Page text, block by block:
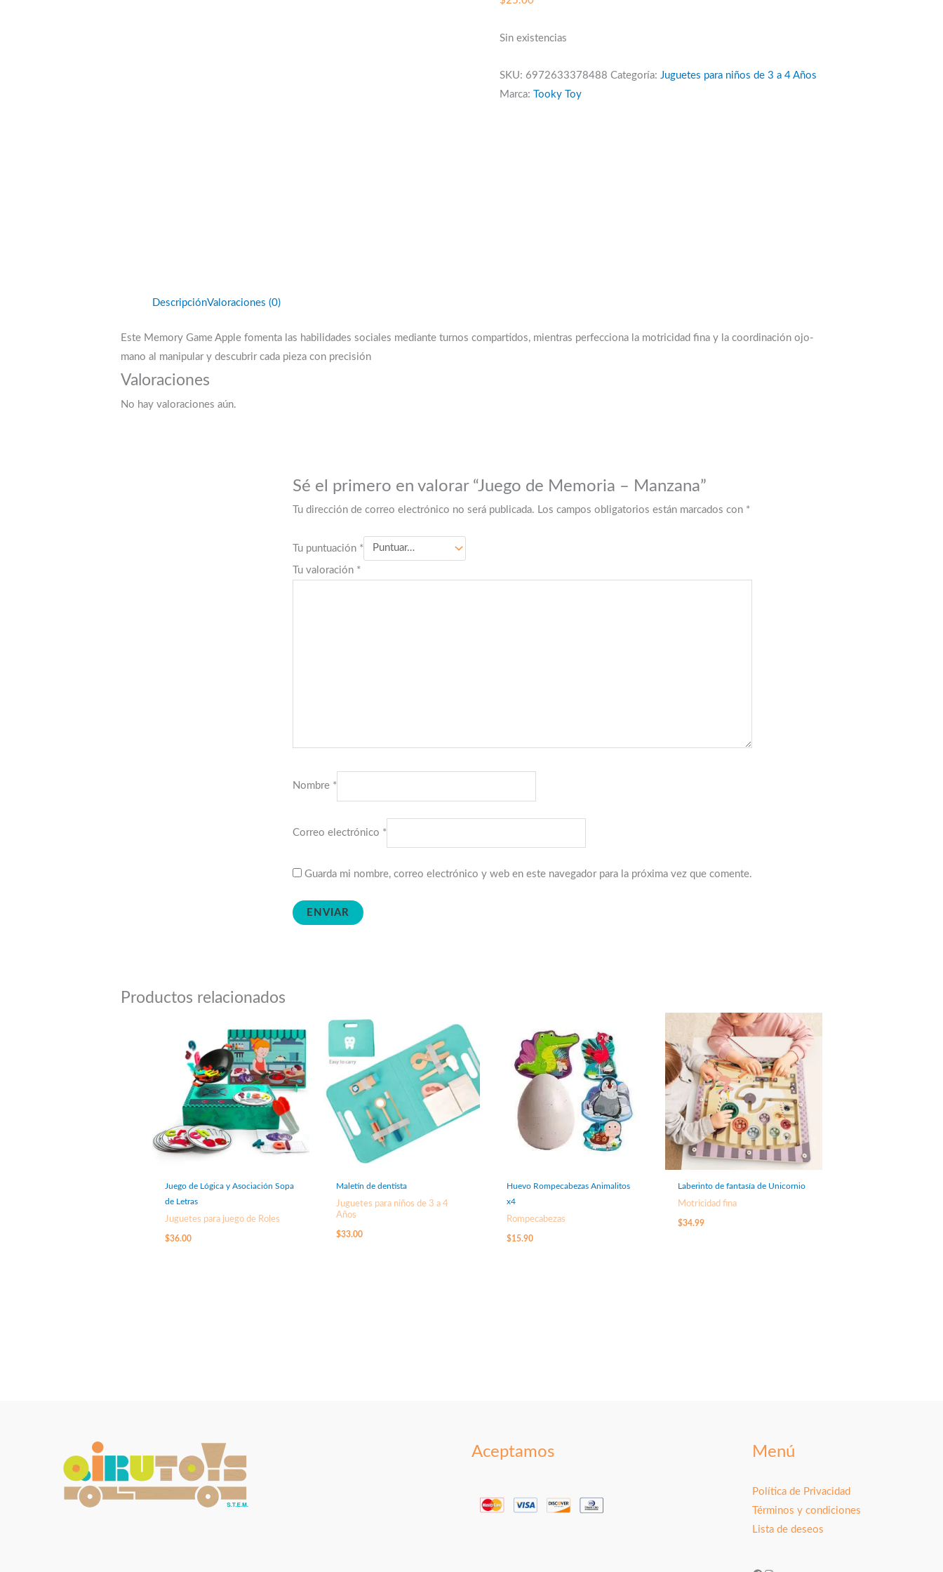
Sin existencias
SKU: 6972633378488 Categoría: Juguetes para niños de 3 a 4 Años
Marca:
Tooky Toy
DescripciónValoraciones (0)
Este Memory Game Apple fomenta las habilidades sociales mediante turnos compartidos, mientras perfecciona la motricidad fina y la coordinación ojo-
mano al manipular y descubrir cada pieza con precisión
Valoraciones
No hay valoraciones aún.
Sé el primero en valorar “Juego de Memoria – Manzana”
Tu dirección de correo electrónico no será publicada. Los campos obligatorios están marcados con *
Tu puntuación *
Tu valoración *
Nombre *
Correo electrónico *
Guarda mi nombre, correo electrónico y web en este navegador para la próxima vez que comente.
Productos relacionados
Juego de Lógica y Asociación Sopa
de Letras
Juguetes para juego de Roles
$36.00
Maletín de dentista
Juguetes para niños de 3 a 4
Años
$33.00
Huevo Rompecabezas Animalitos
x4
Rompecabezas
$15.90
Laberinto de fantasía de Unicornio
Motricidad fina
$34.99
Aceptamos Menú
Política de Privacidad
Términos y condiciones
Lista de deseos